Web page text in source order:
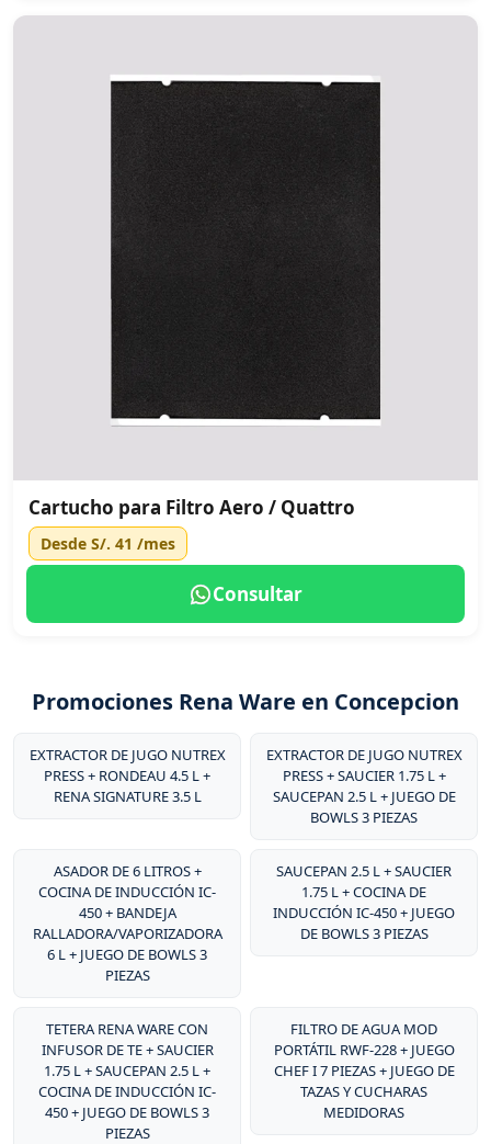
Cartucho para Filtro Aero / Quattro
Desde S/. 41 /mes
Consultar
Promociones Rena Ware en Concepcion
EXTRACTOR DE JUGO NUTREX
PRESS + RONDEAU 4.5 L +
RENA SIGNATURE 3.5 L
EXTRACTOR DE JUGO NUTREX
PRESS + SAUCIER 1.75 L +
SAUCEPAN 2.5 L + JUEGO DE
BOWLS 3 PIEZAS
ASADOR DE 6 LITROS +
COCINA DE INDUCCIÓN IC-
450 + BANDEJA
RALLADORA/VAPORIZADORA
6 L + JUEGO DE BOWLS 3
PIEZAS
SAUCEPAN 2.5 L + SAUCIER
1.75 L + COCINA DE
INDUCCIÓN IC-450 + JUEGO
DE BOWLS 3 PIEZAS
TETERA RENA WARE CON
INFUSOR DE TE + SAUCIER
1.75 L + SAUCEPAN 2.5 L +
COCINA DE INDUCCIÓN IC-
450 + JUEGO DE BOWLS 3
PIEZAS
FILTRO DE AGUA MOD
PORTÁTIL RWF-228 + JUEGO
CHEF I 7 PIEZAS + JUEGO DE
TAZAS Y CUCHARAS
MEDIDORAS